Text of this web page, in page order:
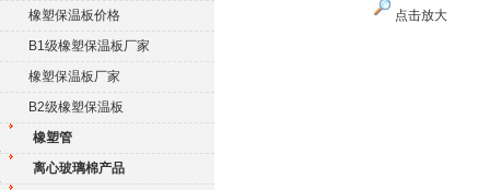
橡塑保温板价格
B1级橡塑保温板厂家
橡塑保温板厂家
B2级橡塑保温板
橡塑管
离心玻璃棉产品
点击放大